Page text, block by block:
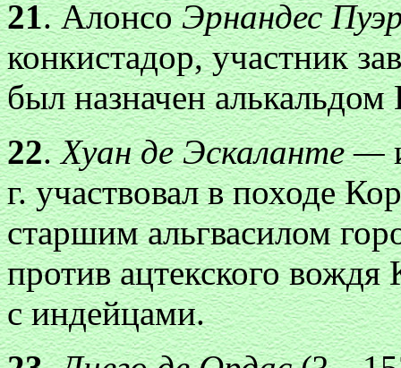
21. АлонсоЭрнандес
конкистадор, участник
был назначен алькальдом
22.Хуан дe Эскаланте —
г. участвовал в походе
старшим альгвасилом
против ацтекского
с индейцами.